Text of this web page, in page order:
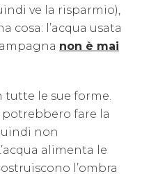
ve la risparmio),
cosa: l’acqua usata
non è mai
tutte le sue forme.
fare la
non
alimenta le
l’ombra